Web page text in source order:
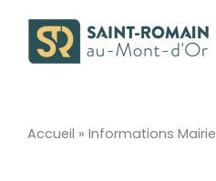
Accueil » Informations Mairie